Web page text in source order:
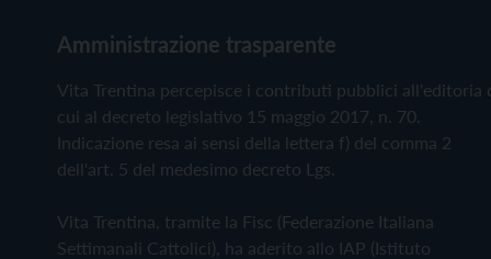
Amministrazione trasparente
Vita Trentina percepisce i contributi pubblici all'editoria
cui al decreto legislativo 15 maggio 2017, n. 70.
Indicazione resa ai sensi della lettera f) del comma 2
dell'art. 5 del medesimo decreto Lgs.
Vita Trentina, tramite la Fisc (Federazione Italiana
Settimanali Cattolici), ha aderito allo IAP (Istituto